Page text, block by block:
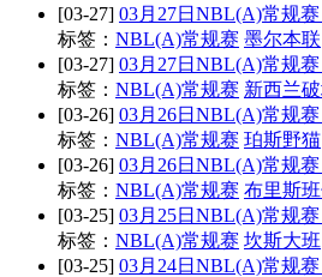
[03-27] 03月27日NBL(A)常规
标签： NBL(A)常规赛 墨尔本联
[03-27] 03月27日NBL(A)常规
标签： NBL(A)常规赛 新西兰
[03-26] 03月26日NBL(A)常规
标签： NBL(A)常规赛 珀斯野猫
[03-26] 03月26日NBL(A)常规
标签： NBL(A)常规赛 布里斯
[03-25] 03月25日NBL(A)常规
标签： NBL(A)常规赛 坎斯大班
[03-25] 03月24日NBL(A)常规